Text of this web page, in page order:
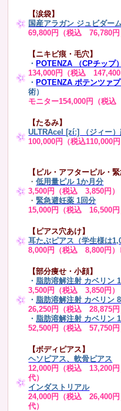
【涙袋】
国産アラガン ジュビダー
69,800円（税込 76,780円
【ニキビ痕・毛穴】
・ POTENZA （CPチップ
134,000円（税込 147,400
・ POTENZA ポテンツァ
術）
モニター154,000円（税込
【たるみ】
ULTRAcel [zíː] （ジィー）
100,000円（税込110,000円
【ピル・アフターピル・緊
・低用量ピル 1か月分
3,500円（税込 3,850円）
・緊急避妊薬 1回分
15,000円（税込 16,500円
【ピアス穴あけ】
耳たぶピアス（学生様は
8,000円（税込 8,800円）
【部分痩せ・小顔】
・ 脂肪溶解注射 カベリン
3,500円（税込 3,850円）
・ 脂肪溶解注射 カベリン
26,250円（税込 28,875円
・ 脂肪溶解注射 カベリン
52,500円（税込 57,750円
【ボディピアス】
ヘソピアス、軟骨ピアス
12,000円（税込 13,200円
代）
インダストリアル
24,000円（税込 26,400円
代）